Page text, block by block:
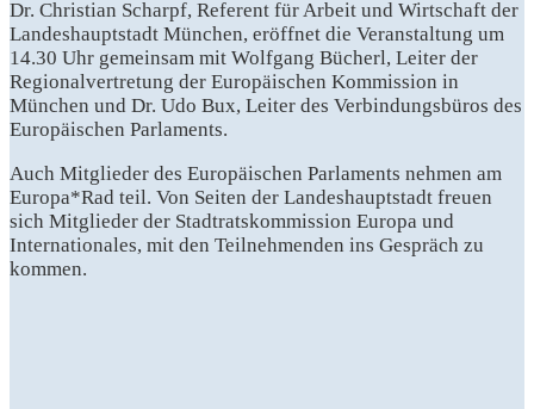
Dr. Christian Scharpf, Referent für Arbeit und Wirtschaft der
Landeshauptstadt München, eröffnet die Veranstaltung um
14.30 Uhr gemeinsam mit Wolfgang Bücherl, Leiter der
Regionalvertretung der Europäischen Kommission in
München und Dr. Udo Bux, Leiter des Verbindungsbüros des
Europäischen Parlaments.
Auch Mitglieder des Europäischen Parlaments nehmen am
Europa*Rad teil. Von Seiten der Landeshauptstadt freuen
sich Mitglieder der Stadtratskommission Europa und
Internationales, mit den Teilnehmenden ins Gespräch zu
kommen.